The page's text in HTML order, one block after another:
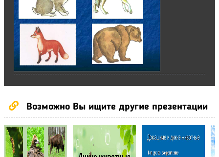
Возможно Вы ищите другие презентации